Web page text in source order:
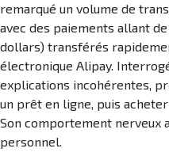
remarqué un volume de
avec des paiements allant de
dollars) transférés
électronique Alipay.
explications incohérentes,
un prêt en ligne, puis
Son comportement nerveux
personnel.